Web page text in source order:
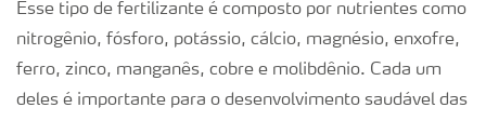
Esse tipo de fertilizante é composto por nutrientes como
nitrogênio, fósforo, potássio, cálcio, magnésio, enxofre,
ferro, zinco, manganês, cobre e molibdênio. Cada um
deles é importante para o desenvolvimento saudável das